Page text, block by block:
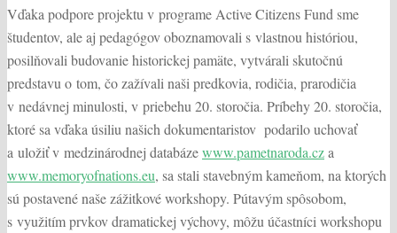
Vďaka podpore projektu v programe Active Citizens Fund sme
študentov, ale aj pedagógov oboznamovali s vlastnou históriou,
posilňovali budovanie historickej pamäte, vytvárali skutočnú
predstavu o tom, čo zažívali naši predkovia, rodičia, prarodičia
v nedávnej minulosti, v priebehu 20. storočia. Príbehy 20. storočia,
ktoré sa vďaka úsiliu našich dokumentaristov podarilo uchovať
a uložiť v medzinárodnej databázewww.pametnaroda.cza
www.memoryofnations.eu, sa stali stavebným kameňom, na ktorých
sú postavené naše zážitkové workshopy. Pútavým spôsobom,
s využitím prvkov dramatickej výchovy, môžu účastníci workshopu